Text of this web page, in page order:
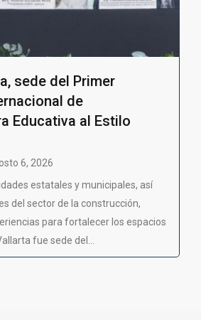
sede del Primer
de
Educativa al Estilo
6, 2026
estatales y municipales, así
del sector de la construcción,
para fortalecer los espacios
fue sede del...